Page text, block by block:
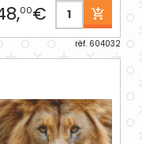
00€
réf. 604032